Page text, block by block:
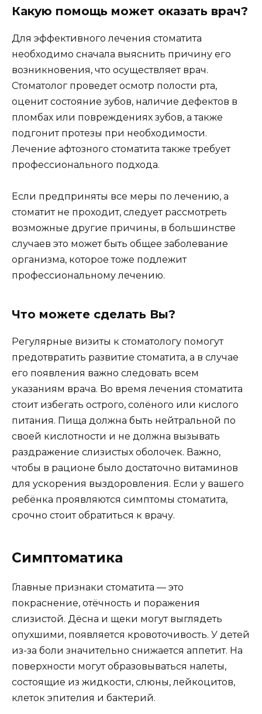
Какую помощь может оказать врач?
Для эффективного лечения стоматита
необходимо сначала выяснить причину его
возникновения, что осуществляет врач.
Стоматолог проведет осмотр полости рта,
оценит состояние зубов, наличие дефектов в
пломбах или повреждениях зубов, а также
подгонит протезы при необходимости.
Лечение афтозного стоматита также требует
профессионального подхода.
Если предприняты все меры по лечению, а
стоматит не проходит, следует рассмотреть
возможные другие причины, в большинстве
случаев это может быть общее заболевание
организма, которое тоже подлежит
профессиональному лечению.
Что можете сделать Вы?
Регулярные визиты к стоматологу помогут
предотвратить развитие стоматита, а в случае
его появления важно следовать всем
указаниям врача. Во время лечения стоматита
стоит избегать острого, солёного или кислого
питания. Пища должна быть нейтральной по
своей кислотности и не должна вызывать
раздражение слизистых оболочек. Важно,
чтобы в рационе было достаточно витаминов
для ускорения выздоровления. Если у вашего
ребёнка проявляются симптомы стоматита,
срочно стоит обратиться к врачу.
Симптоматика
Главные признаки стоматита — это
покраснение, отёчность и поражения
слизистой. Дёсна и щеки могут выглядеть
опухшими, появляется кровоточивость. У детей
из-за боли значительно снижается аппетит. На
поверхности могут образовываться налеты,
состоящие из жидкости, слюны, лейкоцитов,
клеток эпителия и бактерий.